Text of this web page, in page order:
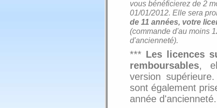
vous bénéficierez de 2
01/01/2012. Elle sera
de 11 années, votre
(commande d'au moins
d'ancienneté).
*** Les licences
remboursables,
version
sont également
année d'ancienneté.